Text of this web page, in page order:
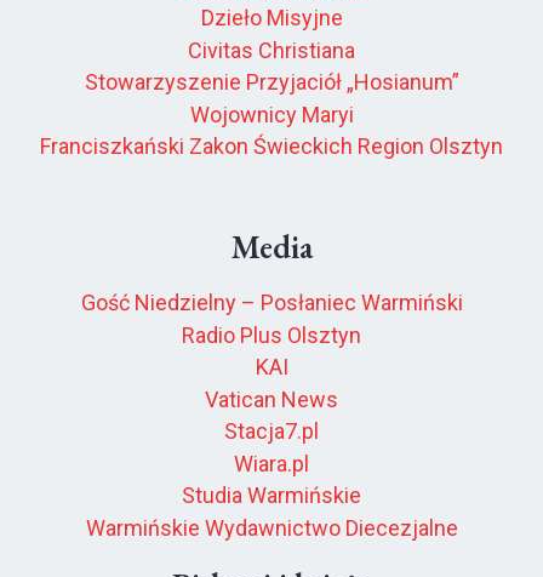
Dzieło Misyjne
Civitas Christiana
Stowarzyszenie Przyjaciół „Hosianum”
Wojownicy Maryi
Franciszkański Zakon Świeckich Region Olsztyn
Media
Gość Niedzielny – Posłaniec Warmiński
Radio Plus Olsztyn
KAI
Vatican News
Stacja7.pl
Wiara.pl
Studia Warmińskie
Warmińskie Wydawnictwo Diecezjalne